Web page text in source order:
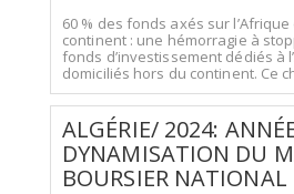
60 % des fonds axés sur
continent : une hémorragie à
fonds d’investissement dédiés à
domiciliés hors du continent. Ce
ALGÉRIE/ 2024:
DYNAMISATION DU
BOURSIER NATIONAL